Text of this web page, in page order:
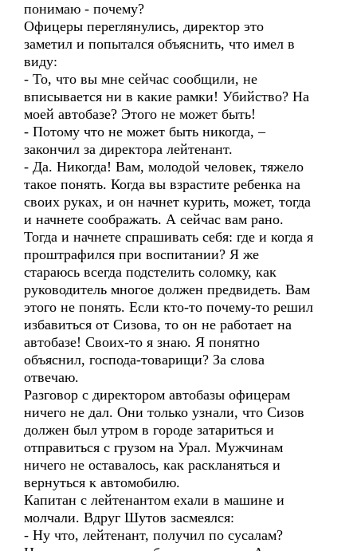
понимаю - почему?
Офицеры переглянулись, директор это
заметил и попытался объяснить, что имел в
виду:
- То, что вы мне сейчас сообщили, не
вписывается ни в какие рамки! Убийство? На
моей автобазе? Этого не может быть!
- Потому что не может быть никогда, –
закончил за директора лейтенант.
- Да. Никогда! Вам, молодой человек, тяжело
такое понять. Когда вы взрастите ребенка на
своих руках, и он начнет курить, может, тогда
и начнете соображать. А сейчас вам рано.
Тогда и начнете спрашивать себя: где и когда я
проштрафился при воспитании? Я же
стараюсь всегда подстелить соломку, как
руководитель многое должен предвидеть. Вам
этого не понять. Если кто-то почему-то решил
избавиться от Сизова, то он не работает на
автобазе! Своих-то я знаю. Я понятно
объяснил, господа-товарищи? За слова
отвечаю.
Разговор с директором автобазы офицерам
ничего не дал. Они только узнали, что Сизов
должен был утром в городе затариться и
отправиться с грузом на Урал. Мужчинам
ничего не оставалось, как раскланяться и
вернуться к автомобилю.
Капитан с лейтенантом ехали в машине и
молчали. Вдруг Шутов засмеялся:
- Ну что, лейтенант, получил по сусалам?